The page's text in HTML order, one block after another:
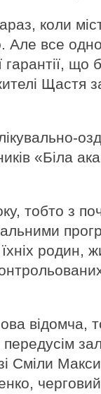
коли
все одно
що
Щастя
«Біла
тобто з
родин,
відомча,
Сміли
черговий